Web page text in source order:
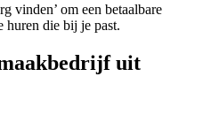
vinden’ om een betaalbare
huren die bij je past.
uit